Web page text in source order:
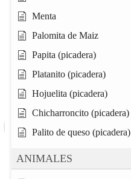
Menta
Palomita de Maiz
Papita (picadera)
Platanito (picadera)
Hojuelita (picadera)
Chicharroncito (picadera)
Palito de queso (picadera)
ANIMALES